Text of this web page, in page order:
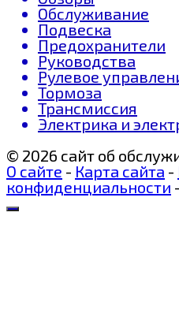
Обслуживание
Подвеска
Предохранители
Руководства
Рулевое
Тормоза
Трансмиссия
Электрика и
© 2026 сайт об
О сайте - Карта сайта -
конфиденциальности -